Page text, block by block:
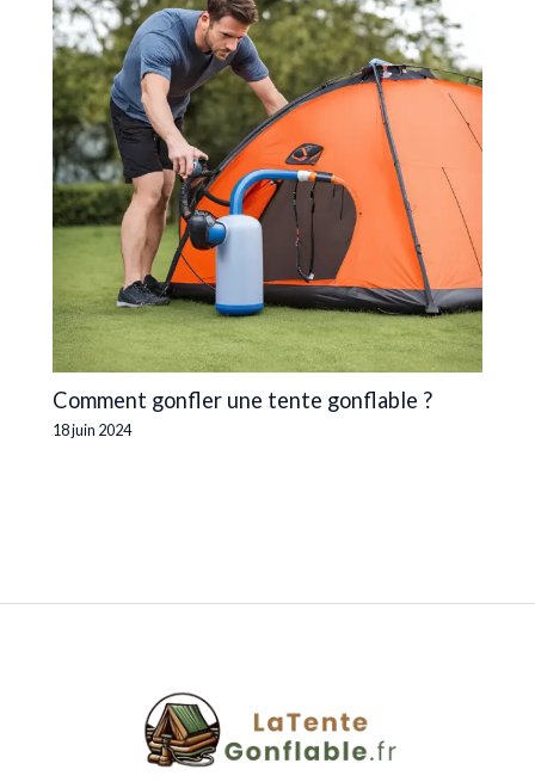
Comment gonfler une tente gonflable ?
18 juin 2024